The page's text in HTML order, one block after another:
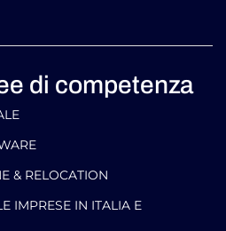
di competenza
& RELOCATION
IMPRESE IN ITALIA E